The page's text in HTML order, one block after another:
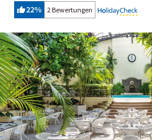
22% 2 Bewertungen